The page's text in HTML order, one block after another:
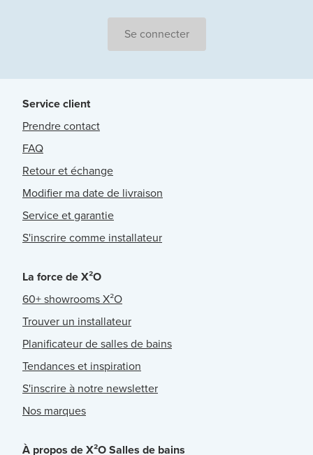
Se connecter
Service client
Prendre contact
FAQ
Retour et échange
Modifier ma date de livraison
Service et garantie
S'inscrire comme installateur
La force de X²O
60+ showrooms X²O
Trouver un installateur
Planificateur de salles de bains
Tendances et inspiration
S'inscrire à notre newsletter
Nos marques
À propos de X²O Salles de bains